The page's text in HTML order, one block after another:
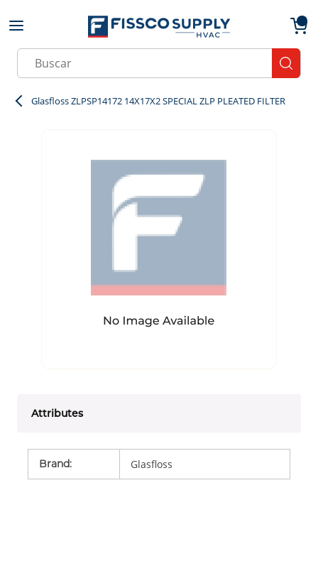
Skip to main content
Site Search
Glasfloss ZLPSP14172 14X17X2 SPECIAL ZLP PLEATED FILTER
Attributes
Brand: Glasfloss